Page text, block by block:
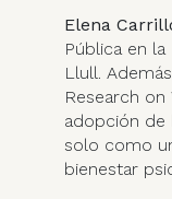
Elena
Pública en
Llull.
Research
adopción de
solo como
bienestar